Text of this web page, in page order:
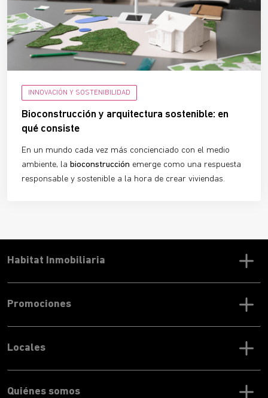
INNOVACIÓN Y SOSTENIBILIDAD
Bioconstrucción y arquitectura sostenible: en
qué consiste
En un mundo cada vez más concienciado con el medio
ambiente, la bioconstrucción emerge como una respuesta
responsable y sostenible a la hora de crear viviendas.
Promociones
Locales
Quiénes somos
Habitat Inmobiliaria